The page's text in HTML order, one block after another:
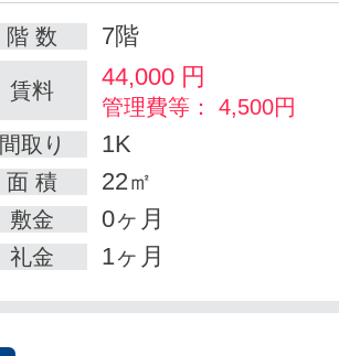
階 数 7階
賃料 44,000 円
管理費等： 4,500円
間取り
1K
面 積 22㎡
敷金 0ヶ月
礼金 1ヶ月